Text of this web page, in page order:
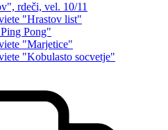
rdeči, vel. 10/11
"Hrastov list"
Pong"
"Marjetice"
"Kobulasto socvetje"